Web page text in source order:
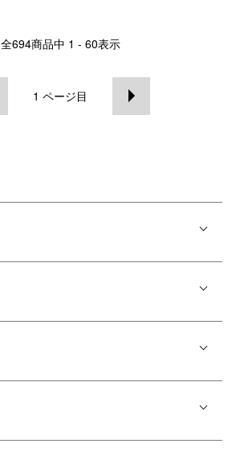
全694商品中 1 - 60表示
1 ページ目